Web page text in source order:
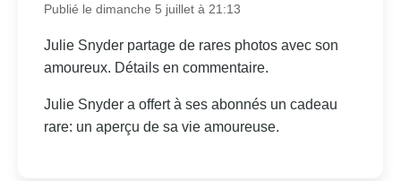
Publié le dimanche 5 juillet à 21:13
Julie Snyder partage de rares photos avec son
amoureux. Détails en commentaire.
Julie Snyder a offert à ses abonnés un cadeau
rare: un aperçu de sa vie amoureuse.